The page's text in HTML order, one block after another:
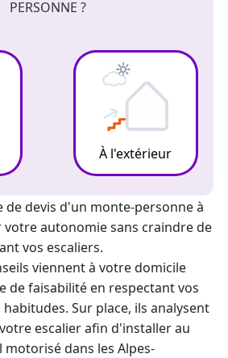
PERSONNE ?
À l'extérieur
dedevis d'un monte-personneà
autonomie sans craindre de
vos escaliers.
viennent à votre domicile
de faisabilité en respectant vos
Sur place, ils analysent
escalier afin d'installer au
dans les Alpes-